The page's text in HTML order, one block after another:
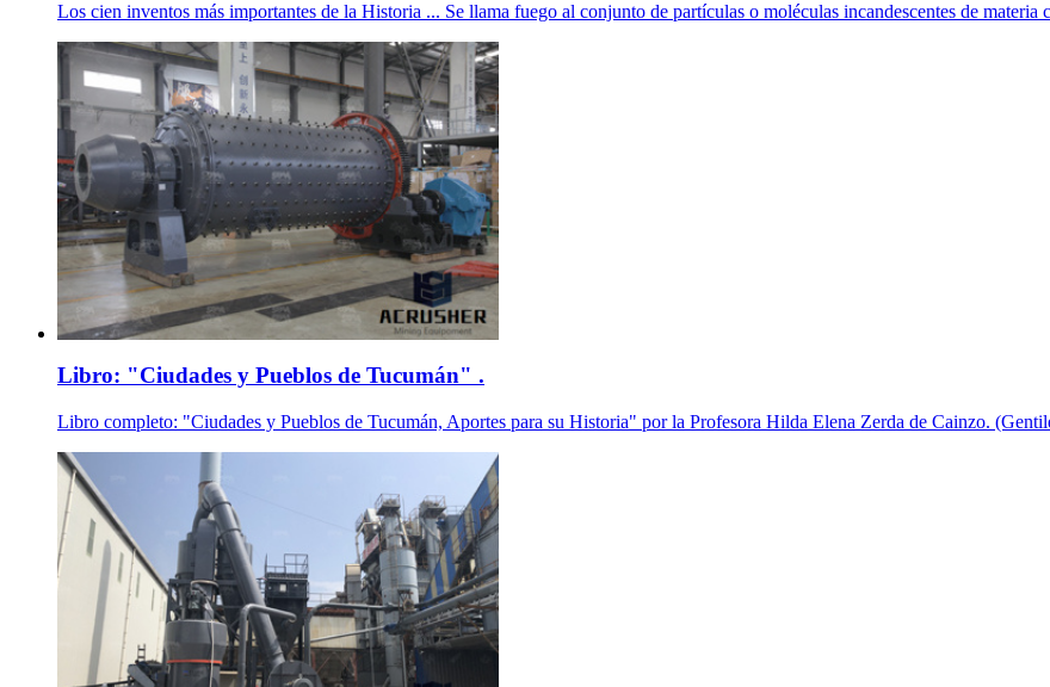
Los cien inventos más importantes de la Historia ... Se llama fuego al conjunto de partículas o moléculas incandescentes de materia
Libro: "Ciudades y Pueblos de Tucumán" .
Libro completo: "Ciudades y Pueblos de Tucumán, Aportes para su Historia" por la Profesora Hilda Elena Zerda de Cainzo.